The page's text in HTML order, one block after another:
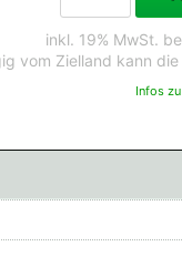
inkl. 19% MwSt.
vom Zielland kann
Infos